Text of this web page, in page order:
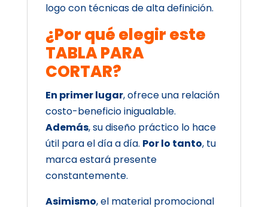
logo con técnicas de alta definición.
¿Por qué elegir este
TABLA PARA
CORTAR?
En primer lugar, ofrece una relación
costo-beneficio inigualable.
Además, su diseño práctico lo hace
útil para el día a día. Por lo tanto, tu
marca estará presente
constantemente.
Asimismo, el material promocional